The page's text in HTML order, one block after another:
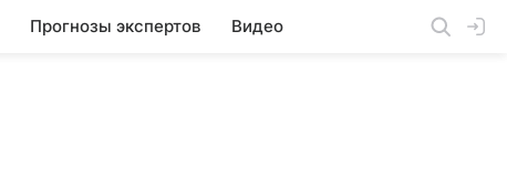
Прогнозы экспертов Видео